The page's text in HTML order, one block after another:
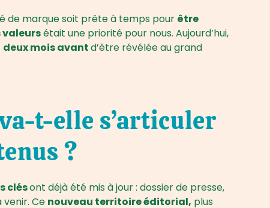
de marque soit prête à temps pour être
valeursétait une priorité pour nous. Aujourd’hui,
deux mois avantd’être révélée au grand
t-elle s’articuler
?
clésont déjà été mis à jour : dossier de presse,
Ce nouveau territoire éditorial, plus